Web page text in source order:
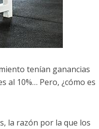
tenían ganancias
al 10%… Pero, ¿cómo es
la razón por la que los